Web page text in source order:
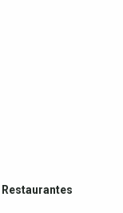
Restaurantes